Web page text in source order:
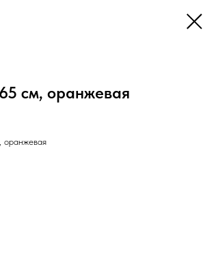
см, оранжевая
оранжевая